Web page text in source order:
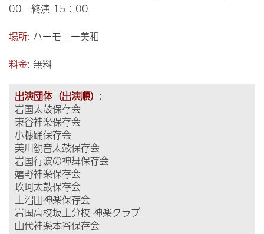
00 終演 15：00
場所: ハーモニー美和
料金: 無料
出演団体（出演順） :
岩国太鼓保存会
東谷神楽保存会
小糠踊保存会
美川観音太鼓保存会
岩国行波の神舞保存会
嬉野神楽保存会
玖珂太鼓保存会
上沼田神楽保存会
岩国高校坂上分校 神楽クラブ
山代神楽本谷保存会